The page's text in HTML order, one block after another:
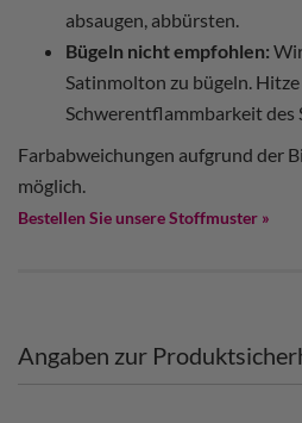
absaugen, abbürsten.
Bügeln nicht empfohlen:
Satinmolton zu bügeln.
Schwerentflammbarkeit des
Farbabweichungen aufgrund der
möglich.
Bestellen Sie unsere Stoffmuster »
Angaben zur